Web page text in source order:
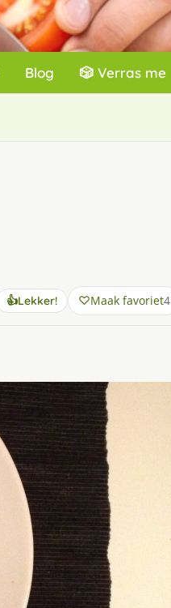
Blog 🎲 Verras me
👍Lekker! Maak favoriet4